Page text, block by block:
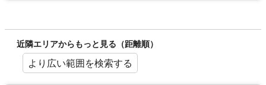
近隣エリアからもっと見る（距離順）
より広い範囲を検索する